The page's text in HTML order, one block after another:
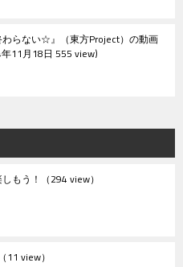
わらない☆』（東方Project）の動画
11月18日 555 view
もう！ （294 view）
（11 view）